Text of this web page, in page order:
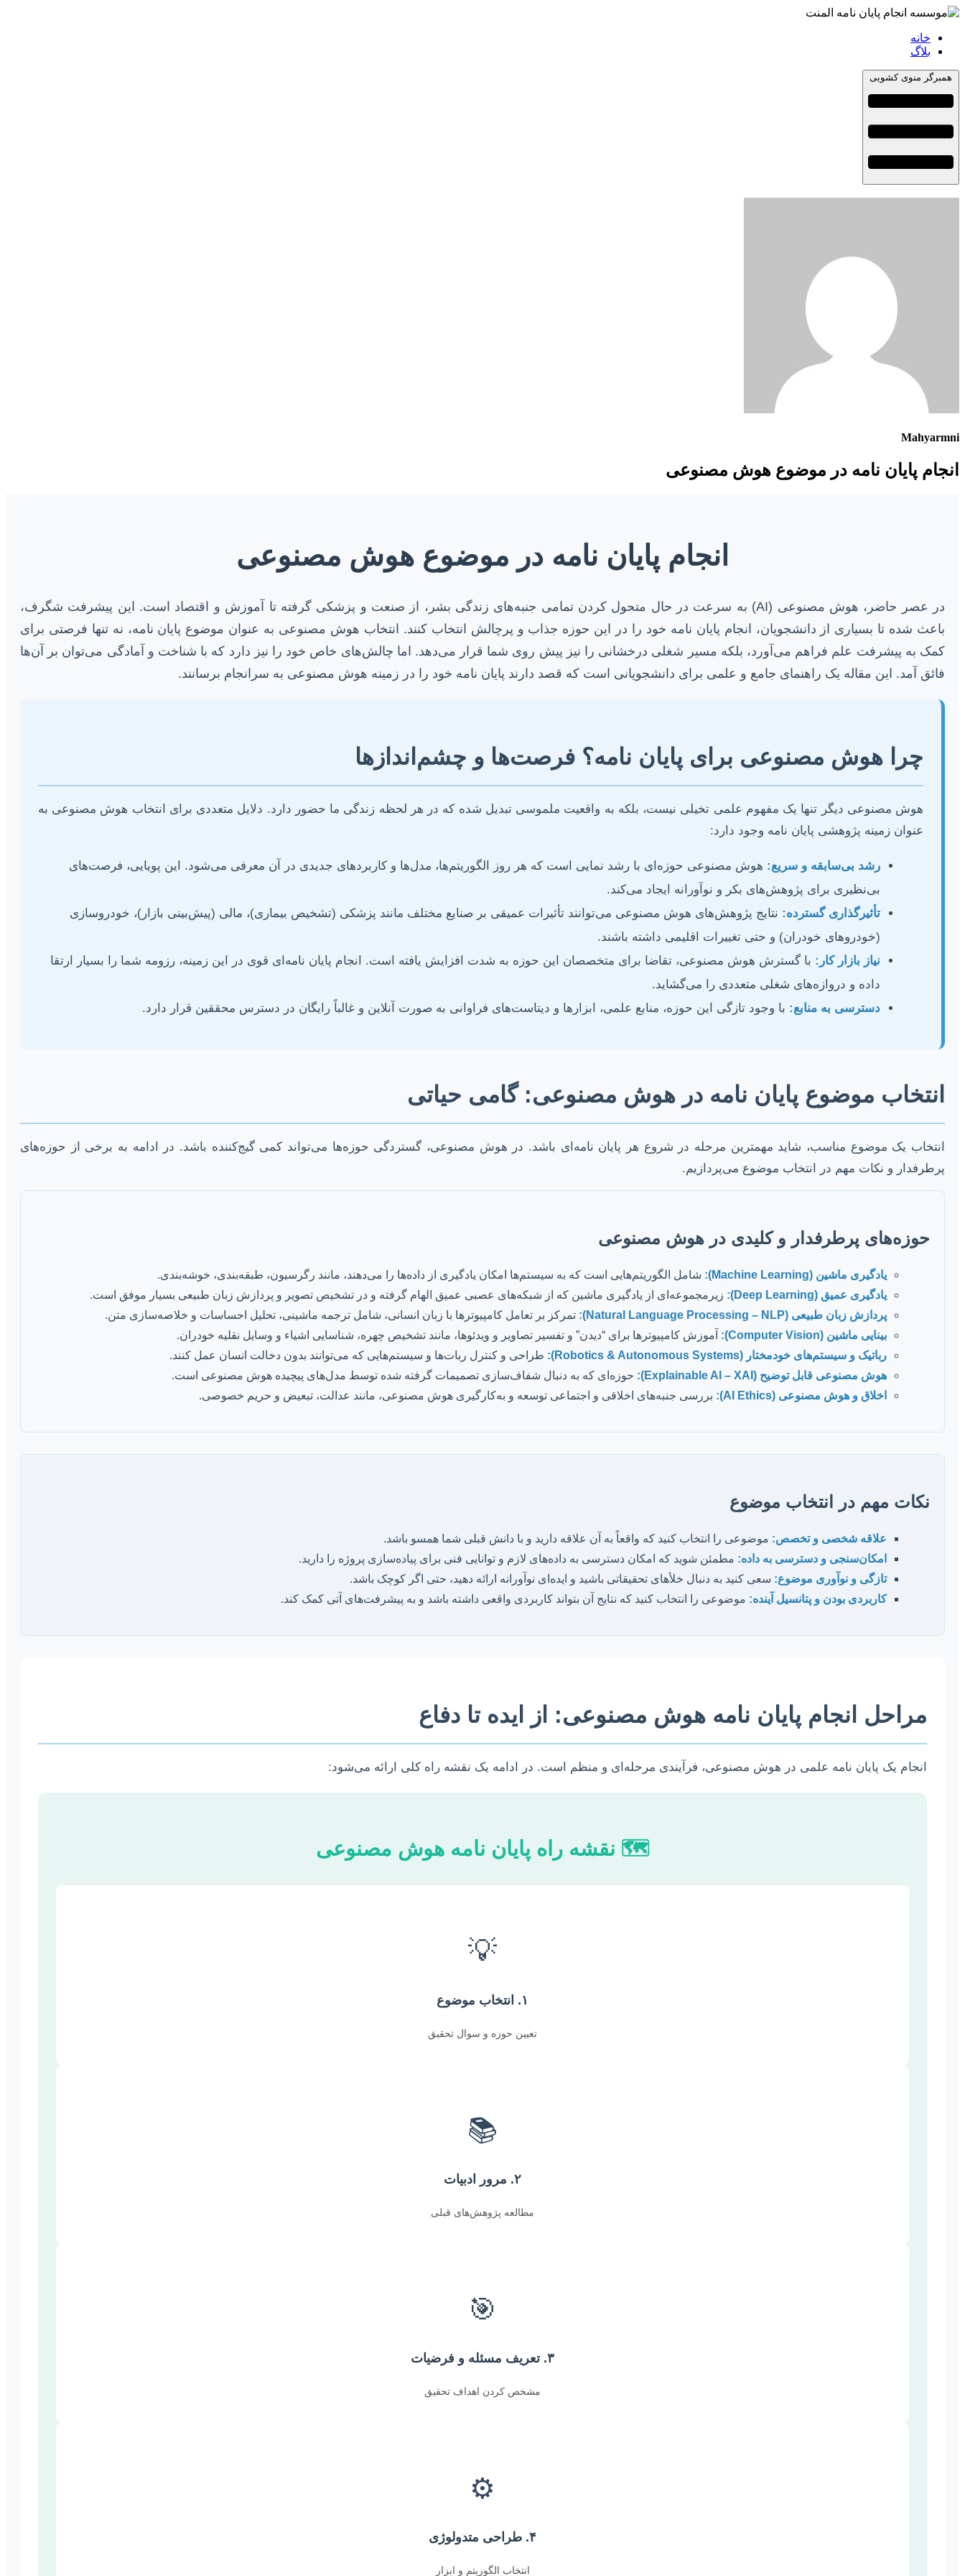
خانه
بلاگ
همبرگر منوی کشویی
Mahyarmni
انجام پایان نامه در موضوع هوش مصنوعی
انجام پایان نامه در موضوع هوش مصنوعی
در عصر حاضر، هوش مصنوعی (AI) به سرعت در حال متحول کردن تمامی جنبه‌های زندگی بشر، از صنعت و پزشکی گرفته تا آموزش و اقتصاد است. این پیشرفت شگرف،
باعث شده تا بسیاری از دانشجویان، انجام پایان نامه خود را در این حوزه جذاب و پرچالش انتخاب کنند. انتخاب هوش مصنوعی به عنوان موضوع پایان نامه، نه تنها فرصتی برای
کمک به پیشرفت علم فراهم می‌آورد، بلکه مسیر شغلی درخشانی را نیز پیش روی شما قرار می‌دهد. اما چالش‌های خاص خود را نیز دارد که با شناخت و آمادگی می‌توان بر آن‌ها
فائق آمد. این مقاله یک راهنمای جامع و علمی برای دانشجویانی است که قصد دارند پایان نامه خود را در زمینه هوش مصنوعی به سرانجام برسانند.
چرا هوش مصنوعی برای پایان نامه؟ فرصت‌ها و چشم‌اندازها
هوش مصنوعی دیگر تنها یک مفهوم علمی تخیلی نیست، بلکه به واقعیت ملموسی تبدیل شده که در هر لحظه زندگی ما حضور دارد. دلایل متعددی برای انتخاب هوش مصنوعی به
عنوان زمینه پژوهشی پایان نامه وجود دارد:
رشد بی‌سابقه و سریع: هوش مصنوعی حوزه‌ای با رشد نمایی است که هر روز الگوریتم‌ها، مدل‌ها و کاربردهای جدیدی در آن معرفی می‌شود. این پویایی، فرصت‌های
بی‌نظیری برای پژوهش‌های بکر و نوآورانه ایجاد می‌کند.
تأثیرگذاری گسترده: نتایج پژوهش‌های هوش مصنوعی می‌توانند تأثیرات عمیقی بر صنایع مختلف مانند پزشکی (تشخیص بیماری)، مالی (پیش‌بینی بازار)، خودروسازی
(خودروهای خودران) و حتی تغییرات اقلیمی داشته باشند.
نیاز بازار کار: با گسترش هوش مصنوعی، تقاضا برای متخصصان این حوزه به شدت افزایش یافته است. انجام پایان نامه‌ای قوی در این زمینه، رزومه شما را بسیار ارتقا
داده و دروازه‌های شغلی متعددی را می‌گشاید.
دسترسی به منابع: با وجود تازگی این حوزه، منابع علمی، ابزارها و دیتاست‌های فراوانی به صورت آنلاین و غالباً رایگان در دسترس محققین قرار دارد.
انتخاب موضوع پایان نامه در هوش مصنوعی: گامی حیاتی
انتخاب یک موضوع مناسب، شاید مهمترین مرحله در شروع هر پایان نامه‌ای باشد. در هوش مصنوعی، گستردگی حوزه‌ها می‌تواند کمی گیج‌کننده باشد. در ادامه به برخی از حوزه‌های
پرطرفدار و نکات مهم در انتخاب موضوع می‌پردازیم.
حوزه‌های پرطرفدار و کلیدی در هوش مصنوعی
یادگیری ماشین (Machine Learning):
شامل الگوریتم‌هایی است که به سیستم‌ها امکان یادگیری از داده‌ها را می‌دهند، مانند رگرسیون، طبقه‌بندی، خوشه‌بندی.
یادگیری عمیق (Deep Learning):
زیرمجموعه‌ای از یادگیری ماشین که از شبکه‌های عصبی عمیق الهام گرفته و در تشخیص تصویر و پردازش زبان طبیعی بسیار موفق است.
پردازش زبان طبیعی (Natural Language Processing – NLP):
تمرکز بر تعامل کامپیوترها با زبان انسانی، شامل ترجمه ماشینی، تحلیل احساسات و خلاصه‌سازی متن.
بینایی ماشین (Computer Vision):
آموزش کامپیوترها برای “دیدن” و تفسیر تصاویر و ویدئوها، مانند تشخیص چهره، شناسایی اشیاء و وسایل نقلیه خودران.
رباتیک و سیستم‌های خودمختار (Robotics & Autonomous Systems):
طراحی و کنترل ربات‌ها و سیستم‌هایی که می‌توانند بدون دخالت انسان عمل کنند.
هوش مصنوعی قابل توضیح (Explainable AI – XAI):
حوزه‌ای که به دنبال شفاف‌سازی تصمیمات گرفته شده توسط مدل‌های پیچیده هوش مصنوعی است.
اخلاق و هوش مصنوعی (AI Ethics):
بررسی جنبه‌های اخلاقی و اجتماعی توسعه و به‌کارگیری هوش مصنوعی، مانند عدالت، تبعیض و حریم خصوصی.
نکات مهم در انتخاب موضوع
علاقه شخصی و تخصص: موضوعی را انتخاب کنید که واقعاً به آن علاقه دارید و با دانش قبلی شما همسو باشد.
امکان‌سنجی و دسترسی به داده: مطمئن شوید که امکان دسترسی به داده‌های لازم و توانایی فنی برای پیاده‌سازی پروژه را دارید.
تازگی و نوآوری موضوع: سعی کنید به دنبال خلأهای تحقیقاتی باشید و ایده‌ای نوآورانه ارائه دهید، حتی اگر کوچک باشد.
کاربردی بودن و پتانسیل آینده: موضوعی را انتخاب کنید که نتایج آن بتواند کاربردی واقعی داشته باشد و به پیشرفت‌های آتی کمک کند.
مراحل انجام پایان نامه هوش مصنوعی: از ایده تا دفاع
انجام یک پایان نامه علمی در هوش مصنوعی، فرآیندی مرحله‌ای و منظم است. در ادامه یک نقشه راه کلی ارائه می‌شود:
🗺️ نقشه راه پایان نامه هوش مصنوعی
💡
۱. انتخاب موضوع
تعیین حوزه و سوال تحقیق
📚
۲. مرور ادبیات
مطالعه پژوهش‌های قبلی
🎯
۳. تعریف مسئله و فرضیات
مشخص کردن اهداف تحقیق
⚙️
۴. طراحی متدولوژی
انتخاب الگوریتم و ابزار